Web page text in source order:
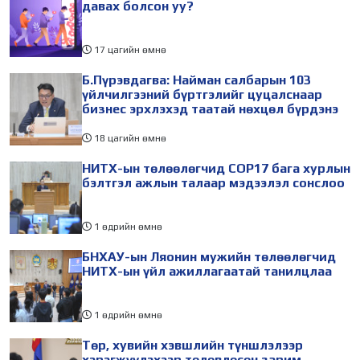
давах болсон уу?
17 цагийн өмнө
Б.Пүрэвдагва: Найман салбарын 103
үйлчилгээний бүртгэлийг цуцалснаар
бизнес эрхлэхэд таатай нөхцөл бүрдэнэ
18 цагийн өмнө
НИТХ-ын төлөөлөгчид COP17 бага хурлын
бэлтгэл ажлын талаар мэдээлэл сонслоо
1 өдрийн өмнө
БНХАУ-ын Ляонин мужийн төлөөлөгчид
НИТХ-ын үйл ажиллагаатай танилцлаа
1 өдрийн өмнө
Төр, хувийн хэвшлийн түншлэлээр